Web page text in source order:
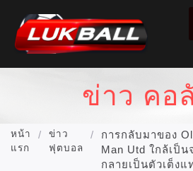
ข่าว คอ
หน้า
แรก
/
ข่าว
ฟุตบอล
/
การกลับมาของ
Man Utd ใกล้เป็
กลายเป็นตัวเต็งแ